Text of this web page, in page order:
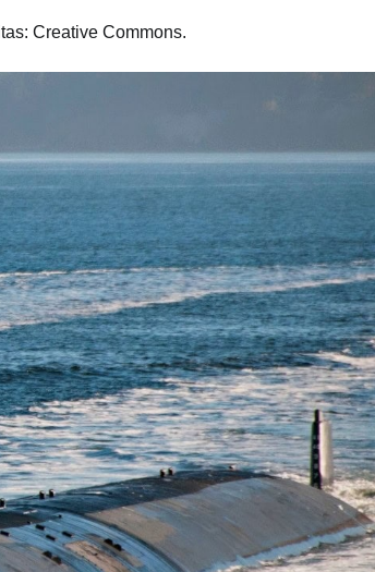
Creative Commons.